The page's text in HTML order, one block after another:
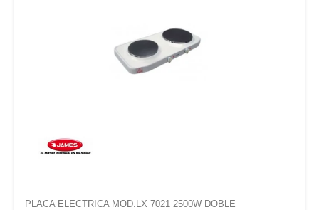
PLACA ELECTRICA MOD.LX 7021 2500W DOBLE